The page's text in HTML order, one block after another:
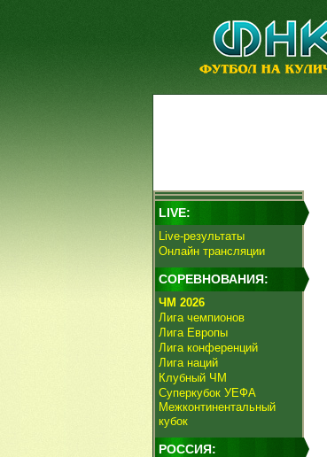
LIVE:
Live-результаты
Онлайн трансляции
СОРЕВНОВАНИЯ:
ЧМ 2026
Лига чемпионов
Лига Европы
Лига конференций
Лига наций
Клубный ЧМ
Суперкубок УЕФА
Межконтинентальный
кубок
РОССИЯ: